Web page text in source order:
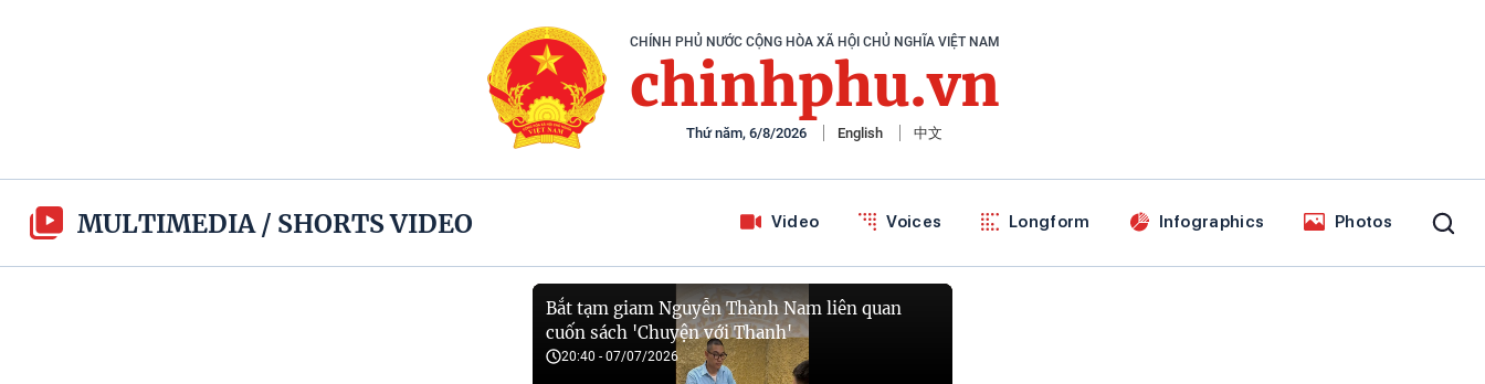
CHÍNH PHỦ NƯỚC CỘNG HÒA XÃ HỘI CHỦ NGHĨA VIỆT NAM
chinhphu.vn
Thứ năm, 6/8/2026 English 中文
MULTIMEDIA/ SHORTS VIDEO Video Voices Longform Infographics Photos
Bắt tạm giam Nguyễn Thành Nam liên quan
cuốn sách 'Chuyện với Thanh'
20:40 - 07/07/2026